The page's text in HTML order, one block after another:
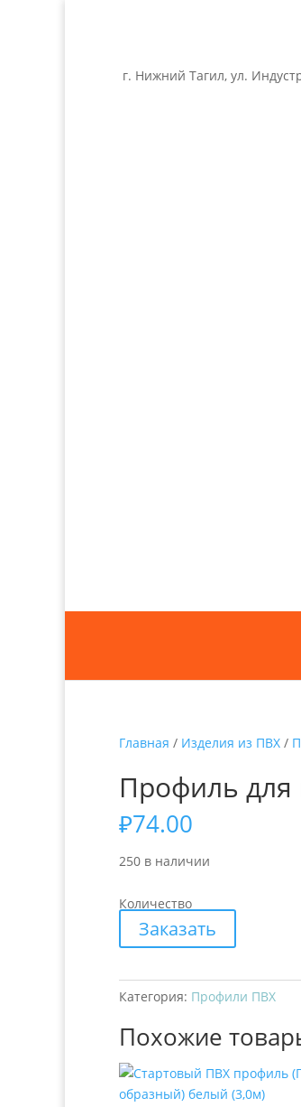
г. Нижний Тагил, ул.
Главная / Изделия из ПВХ /
Профиль для
₽74.00
250 в наличии
Количество
Заказать
Категория: Профили ПВХ
Похожие